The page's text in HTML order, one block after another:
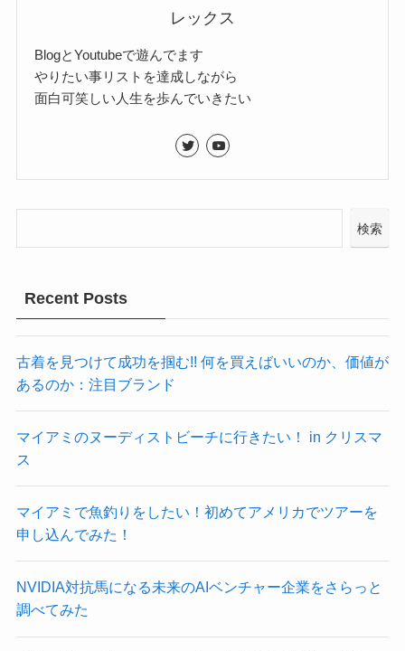
レックス
BlogとYoutubeで遊んでます
やりたい事リストを達成しながら
面白可笑しい人生を歩んでいきたい
検索
Recent Posts
古着を見つけて成功を掴む!! 何を買えばいいのか、価値が
あるのか：注目ブランド
マイアミのヌーディストビーチに行きたい！ in クリスマ
ス
マイアミで魚釣りをしたい！初めてアメリカでツアーを
申し込んでみた！
NVIDIA対抗馬になる未来のAIベンチャー企業をさらっと
調べてみた